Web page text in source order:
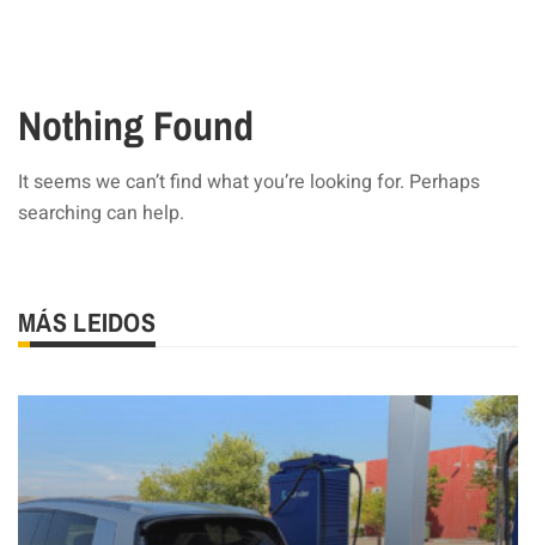
Nothing Found
It seems we can’t find what you’re looking for. Perhaps
searching can help.
MÁS LEIDOS